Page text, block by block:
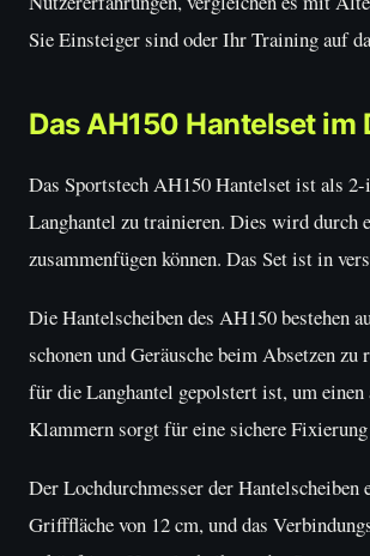
Sie Einsteiger sind oder Ihr Training auf
Das AH150 Hantelset
Das Sportstech AH150 Hantelset ist als
Langhantel zu trainieren. Dies wird durch
zusammenfügen können. Das Set ist in
Die Hantelscheiben des AH150 bestehen
schonen und Geräusche beim Absetzen
für die Langhantel gepolstert ist, um
Klammern sorgt für eine sichere
Der Lochdurchmesser der
Grifffläche von 12 cm, und das